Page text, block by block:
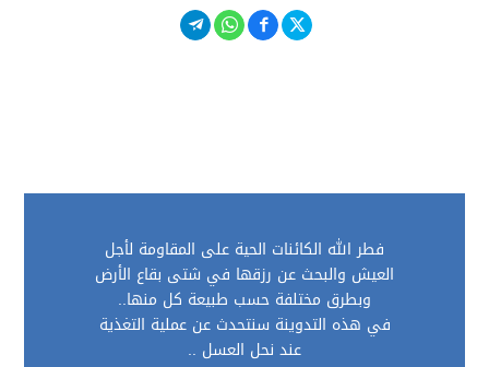
فطر الله الكائنات الحية على المقاومة لأجل
العيش والبحث عن رزقها في شتى بقاع الأرض
وبطرق مختلفة حسب طبيعة كل منها..
في هذه التدوينة سنتحدث عن عملية التغذية
عند نحل العسل ..